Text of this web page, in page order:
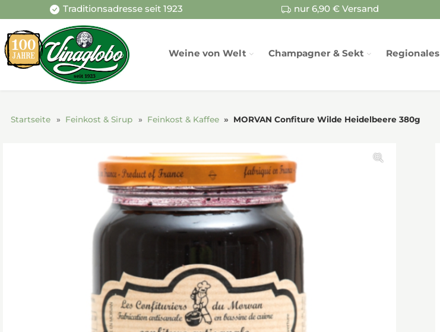
Traditionsadresse seit 1923 nur 6,90 € Versand
Weine von Welt Champagner & Sekt Regionales
Startseite Feinkost & Sirup Feinkost & Kaffee MORVAN Confiture Wilde Heidelbeere 380g